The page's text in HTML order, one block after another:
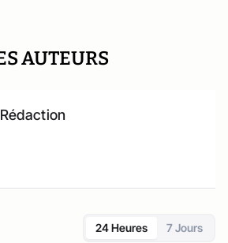
AUTEURS
24 Heures 7 Jours